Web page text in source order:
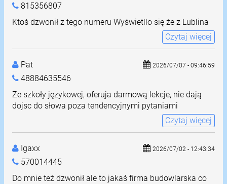
815356807
Ktoś dzwonił z tego numeru Wyświetllo się że z Lublina
Czytaj więcej
Pat
48884635546
2026/07/07 - 09:46:59
Ze szkoły językowej, oferuja darmową lekcje, nie dają
dojsc do słowa poza tendencyjnymi pytaniami
Czytaj więcej
Igaxx
570014445
2026/07/02 - 12:43:34
Do mnie też dzwonił ale to jakaś firma budowlarska co